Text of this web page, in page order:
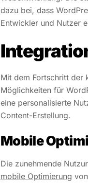
dazu bei, dass
Entwickler und Nutzer
Mit dem Fortschritt der
Möglichkeiten für
eine personalisierte
Content-Erstellung.
Mobile
Die zunehmende
mobile Optimierung